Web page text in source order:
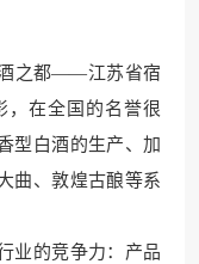
酒之都——江苏省宿
，在全国的名誉很
型白酒的生产、加
曲、敦煌古酿等系
业的竞争力：产品